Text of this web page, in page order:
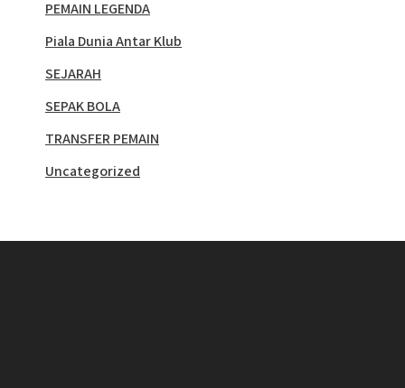
PEMAIN LEGENDA
Piala Dunia Antar Klub
SEJARAH
SEPAK BOLA
TRANSFER PEMAIN
Uncategorized